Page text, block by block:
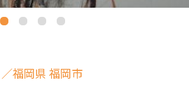
／福岡県 福岡市